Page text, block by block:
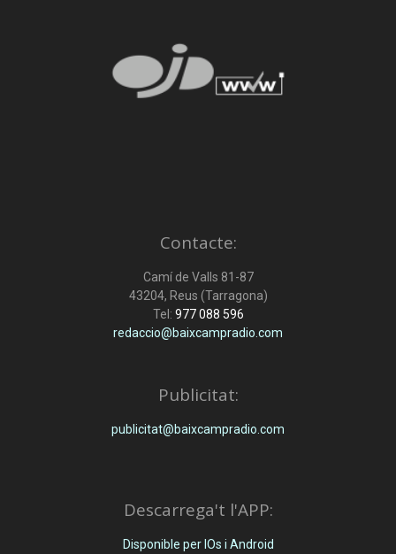
Contacte:
Camí de Valls 81-87
43204, Reus (Tarragona)
Tel: 977 088 596
redaccio@baixcampradio.com
Publicitat:
publicitat@baixcampradio.com
Descarrega't l'APP:
Disponible per IOs i Android